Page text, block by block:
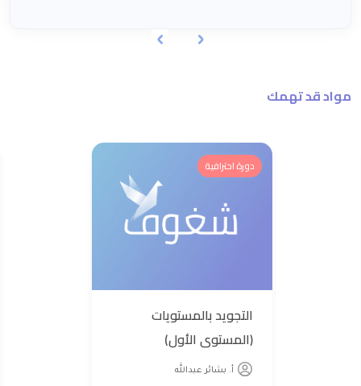
مواد قد تهمك
دورة احترافية
التجويد بالمستويات
(المستوى الأول)
أ. بشائر عبدالله